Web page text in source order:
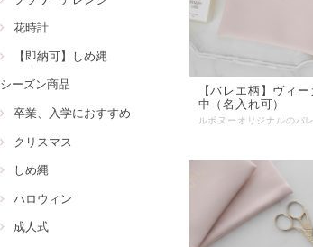
花時計
【即納可】しめ縄
シーズン商品
卒業、入学におすすめ
クリスマス
しめ縄
ハロウィン
成人式
【バレエ柄】ヴィ
中（名入れ可）